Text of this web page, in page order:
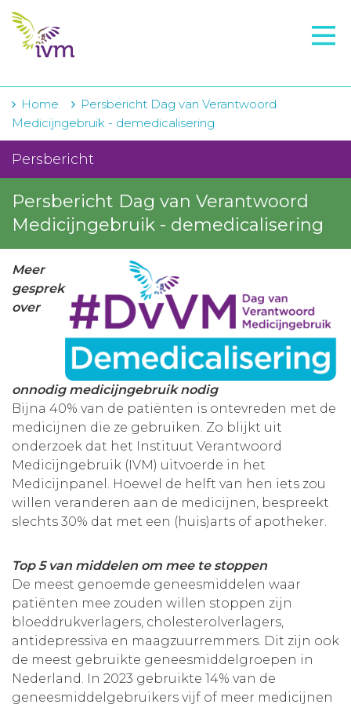
VMI
IVM-academie
Zorginstellingen
Voorschrijfgedrag
Projecten
Over IVM
Actueel
Contact
Winkelwagentje
Aanmelden nieuwsbrief
Inloggen
Toegang leeromgeving
Home
Persbericht Dag van Verantwoord
Medicijngebruik - demedicalisering
Persbericht
Persbericht Dag van Verantwoord
Medicijngebruik - demedicalisering
Meer
gesprek
over
onnodig medicijngebruik nodig
Bijna 40% van de patiënten is ontevreden met de
medicijnen die ze gebruiken. Zo blijkt uit
onderzoek dat het Instituut Verantwoord
Medicijngebruik (IVM) uitvoerde in het
Medicijnpanel. Hoewel de helft van hen iets zou
willen veranderen aan de medicijnen, bespreekt
slechts 30% dat met een (huis)arts of apotheker.
Top 5 van middelen om mee te stoppen
De meest genoemde geneesmiddelen waar
patiënten mee zouden willen stoppen zijn
bloeddrukverlagers, cholesterolverlagers,
antidepressiva en maagzuurremmers. Dit zijn ook
de meest gebruikte geneesmiddelgroepen in
Nederland. In 2023 gebruikte 14% van de
geneesmiddelgebruikers vijf of meer medicijnen